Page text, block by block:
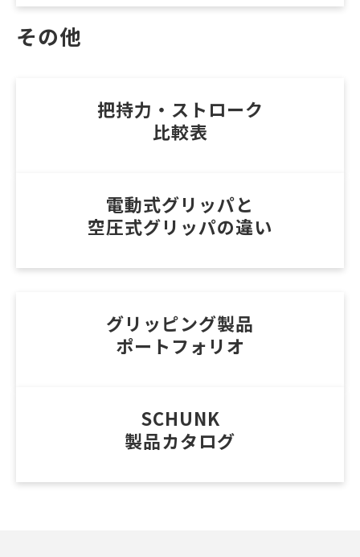
その他
把持力・ストローク
比較表
電動式グリッパと
空圧式グリッパの違い
グリッピング製品
ポートフォリオ
SCHUNK
製品カタログ